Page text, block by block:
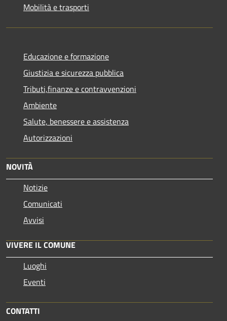
Mobilità e trasporti
Educazione e formazione
Giustizia e sicurezza pubblica
Tributi,finanze e contravvenzioni
Ambiente
Salute, benessere e assistenza
Autorizzazioni
NOVITÀ
Notizie
Comunicati
Avvisi
VIVERE IL COMUNE
Luoghi
Eventi
CONTATTI